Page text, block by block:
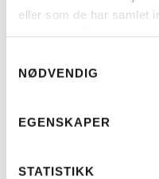
eller som de har samlet
NØDVENDIG
EGENSKAPER
STATISTIKK
42 LITER (H)
KR3.250